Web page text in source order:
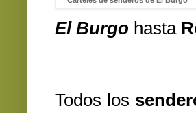
El Burgo hasta
Todos los